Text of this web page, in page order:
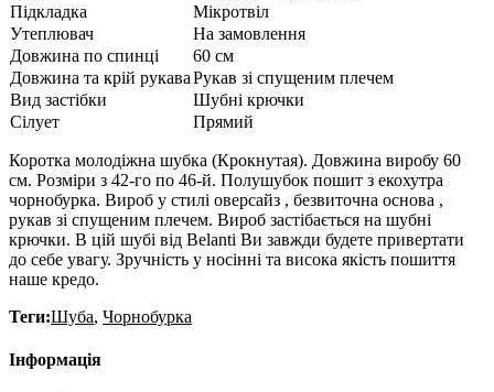
Підкладка
Мікротвіл
Утеплювач
На замовлення
Довжина по спинці
60 см
Довжина та крій рукаваРукав зі спущеним плечем
Вид застібки
Шубні крючки
Сілует
Прямий
Коротка молодіжна шубка (Крокнутая). Довжина виробу 60
см. Розміри з 42-го по 46-й. Полушубок пошит з екохутра
чорнобурка. Вироб у стилі оверсайз , безвиточна основа ,
рукав зі спущеним плечем. Вироб застібається на шубні
крючки. В цій шубі від Belanti Ви завжди будете привертати
до себе увагу. Зручність у носінні та висока якість пошиття
наше кредо.
Теги:Шуба, Чорнобурка
Інформація